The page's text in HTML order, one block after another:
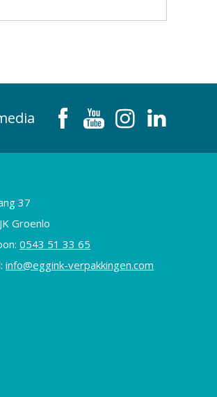
37
Groenlo
0543 51 33 65
info@eggink-verpakkingen.com